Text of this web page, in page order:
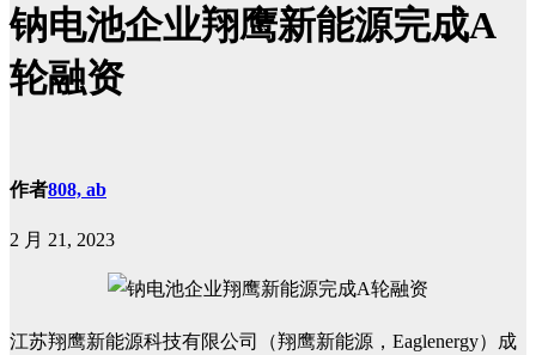
钠电池企业翔鹰新能源完成A
轮融资
作者808, ab
2 月 21, 2023
江苏翔鹰新能源科技有限公司（翔鹰新能源，Eaglenergy）成